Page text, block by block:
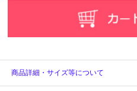
商品詳細・サイズ等について